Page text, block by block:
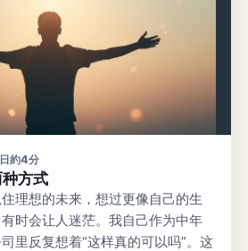
約4分
方式
理想的未来，想过更像自己的生
时会让人迷茫。我自己作为中年
里反复想着“这样真的可以吗”。这